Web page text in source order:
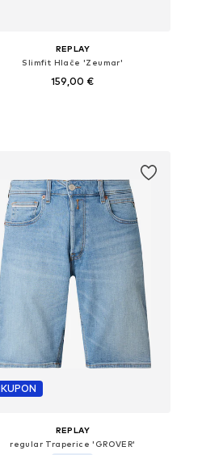
REPLAY
Slimfit Hlače 'Zeumar'
159,00 €
KUPON
REPLAY
regular Traperice 'GROVER'